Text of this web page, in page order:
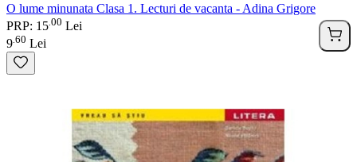
O lume minunata Clasa 1. Lecturi de vacanta - Adina Grigore
PRP: 15 00 Lei
9 60 Lei